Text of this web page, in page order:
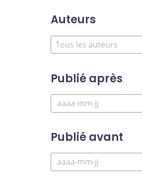
Auteurs
Publié après
Publié avant